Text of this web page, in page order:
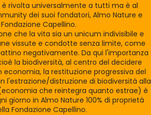
è rivolta universalmente a tutti ma è al
dei suoi fondatori, Almo Nature e
Fondazione Capellino.
che la vita sia un unicum indivisibile e
vissute e condotte senza limite, come
negativamente. Da qui l'importanza
la biodiversità, al centro del decidere
economia, la restituzione progressiva del
l'estrazione/distruzione di biodiversità alla
che reintegra quanto estrae) è
giorno in Almo Nature 100% di proprietà
Fondazione Capellino.